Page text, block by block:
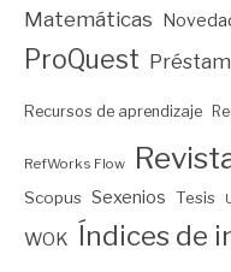
Matemáticas
ProQuest
Recursos de aprendizaje
RefWorks Flow
Scopus Sexenios Tesis
WOK Índices de